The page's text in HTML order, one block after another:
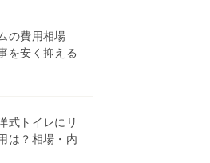
の費用相場
を安く抑える
式トイレにリ
は？相場・内